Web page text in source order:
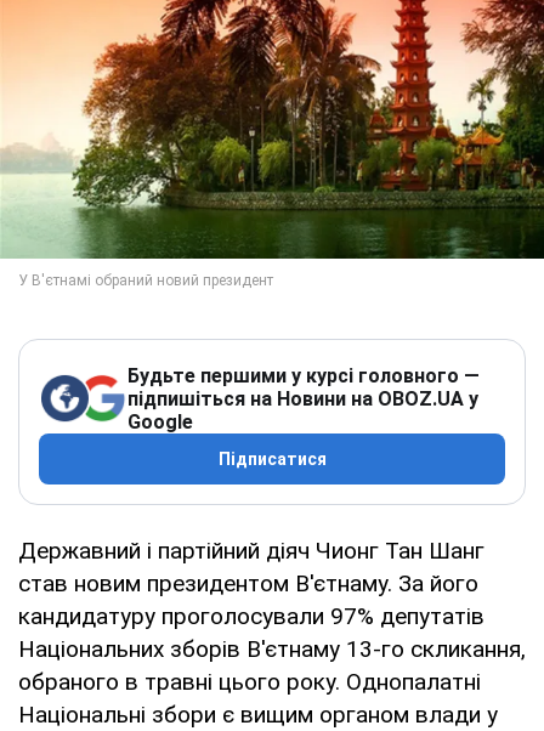
Будьте першими у курсі головного —
підпишіться на Новини на OBOZ.UA у
Google
Підписатися
Державний і партійний діяч Чионг Тан Шанг
став новим президентом В'єтнаму. За його
кандидатуру проголосували 97% депутатів
Національних зборів В'єтнаму 13-го скликання,
обраного в травні цього року. Однопалатні
Національні збори є вищим органом влади у